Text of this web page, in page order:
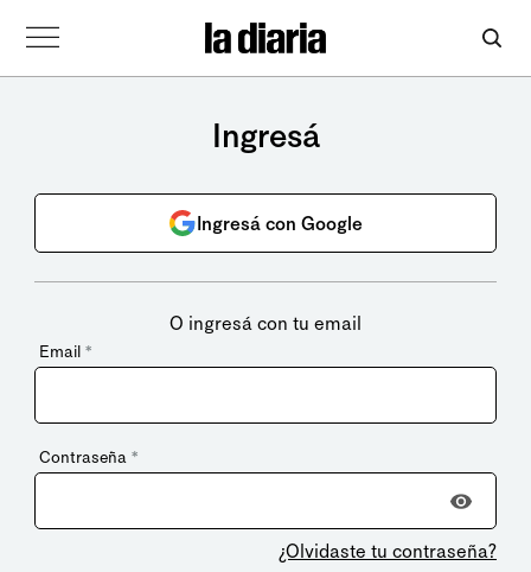
Ingresá
Ingresá con Google
O ingresá con tu email
Email *
Contraseña *
¿Olvidaste tu contraseña?